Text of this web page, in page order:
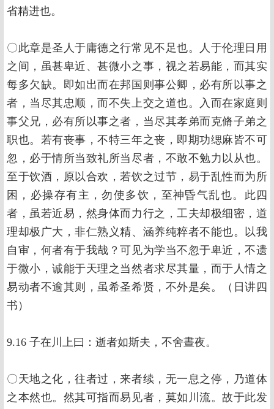
省精进也。
〇此章是圣人于庸德之行常见不足也。人于伦理日用
之间，虽甚卑近、甚微小之事，视之若易能，而其实
每多欠缺。即如出而在邦国则事公卿，必有所以事之
者，当尽其忠顺，而不失上交之道也。入而在家庭则
事父兄，必有所以事之者，当尽其孝弟而克脩子弟之
职也。若有丧事，不特三年之丧，即期功缌麻皆不可
忽，必于情所当致礼所当尽者，不敢不勉力以从也。
至于饮酒，原以合欢，若饮之过节，易于乱性而为所
困，必操存有主，勿使多饮，至神昏气乱也。此四
者，虽若近易，然身体而力行之，工夫却极细密，道
理却极广大，非仁熟义精、涵养纯粹者不能也。以我
自审，何者有于我哉？可见为学当不忽于卑近，不遗
于微小，诚能于天理之当然者求尽其量，而于人情之
易动者不逾其则，虽希圣希贤，不外是矣。（日讲四
书）
9.16 子在川上曰：逝者如斯夫，不舍晝夜。
〇天地之化，往者过，来者续，无一息之停，乃道体
之本然也。然其可指而易见者，莫如川流。故于此发